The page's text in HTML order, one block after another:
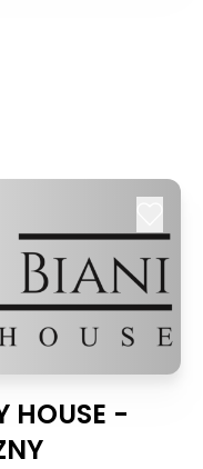
HOUSE -